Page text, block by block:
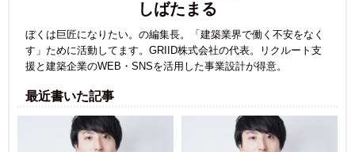
しばたまる
ぼくは巨匠になりたい。の編集長。「建築業界で働く不安をなく
す」ために活動してます。GRIID株式会社の代表。リクルート支
援と建築企業のWEB・SNSを活用した事業設計が得意。
最近書いた記事